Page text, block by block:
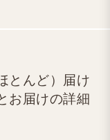
とんど）届け
お届けの詳細